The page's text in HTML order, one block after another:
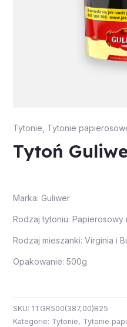
Tytonie Tytonie
Tytoń
Marka: Guliwer
Rodzaj tytoniu: Papierosowy
Rodzaj mieszanki: Virginia i
Opakowanie: 500g
SKU: 1TGR500(387,00)B25
Kategorie: Tytonie, Tytonie